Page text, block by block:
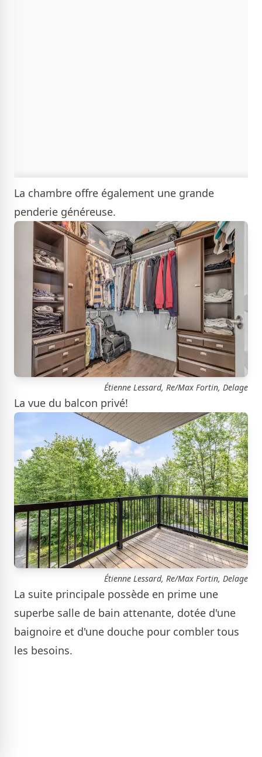
La chambre offre également une grande
penderie généreuse.
Étienne Lessard, Re/Max Fortin, Delage
La vue du balcon privé!
Étienne Lessard, Re/Max Fortin, Delage
La suite principale possède en prime une
superbe salle de bain attenante, dotée d'une
baignoire et d'une douche pour combler tous
les besoins.